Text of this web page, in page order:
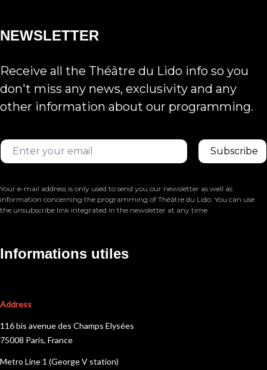
NEWSLETTER
Receive all the Théâtre du Lido info so you
don't miss any news, exclusivity and any
other information about our programming.
Your e-mail address is only used to send you our newsletter as well as
information concerning the programming of Théâtre du Lido. You can use
the unsubscribe link integrated in the newsletter at any time.
Informations utiles
Address
116 bis avenue des Champs Elysées
75008 Paris, France
Metro Line 1 (George V station)